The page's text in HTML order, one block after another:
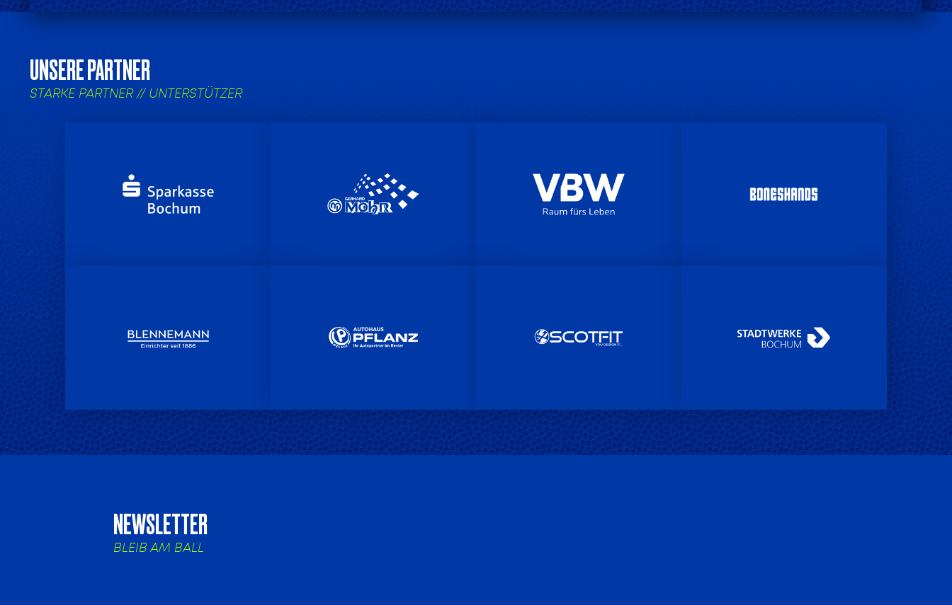
UNSERE PARTNER
STARKE PARTNER // UNTERSTÜTZER
NEWSLETTER
BLEIB AM BALL